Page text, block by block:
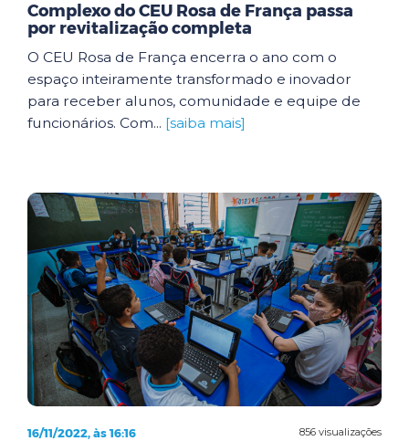
Complexo do CEU Rosa de França passa
por revitalização completa
O CEU Rosa de França encerra o ano com o
espaço inteiramente transformado e inovador
para receber alunos, comunidade e equipe de
funcionários. Com... [saiba mais]
856 visualizações
16/11/2022, às 16:16